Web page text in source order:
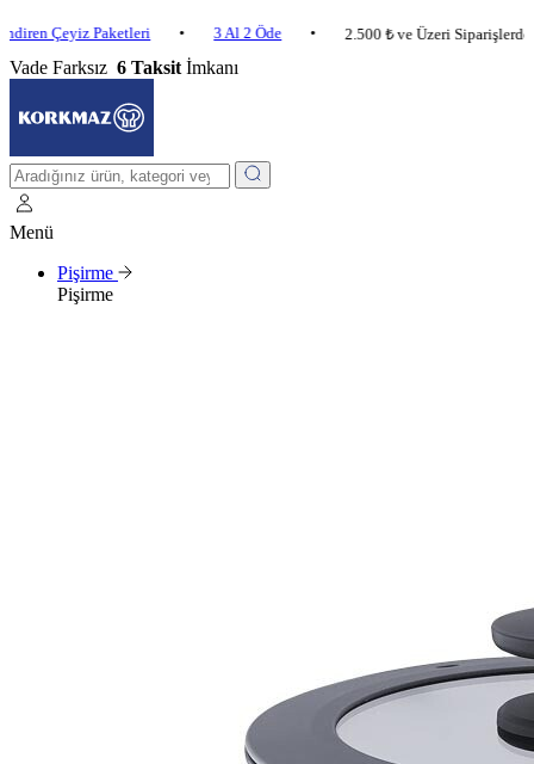
Paketleri • 3 Al 2 Öde • 2.500 ₺ ve Üzeri Siparişlerde Kargo
Vade Farksız 6 Taksit İmkanı
Menü
Pişirme
Pişirme